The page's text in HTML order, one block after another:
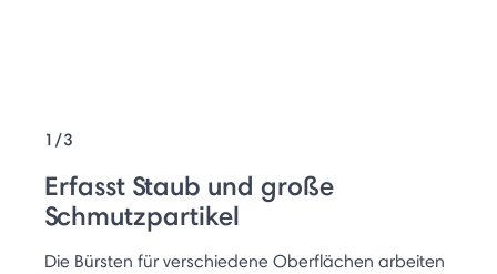
1/3
Erfasst Staub und große
Schmutzpartikel
Die Bürsten für verschiedene Oberflächen arbeiten